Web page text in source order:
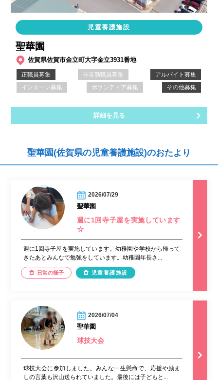
児童養護施設
聖華園
佐賀県佐賀市金立町大字金立3931番地
正職員募集 非常勤職員募集
アルバイト募集
インターン募集
ボランティア募集 その他募集
詳細を見る
聖華園(佐賀県の児童養護施設)のおたより
2026/07/29
聖華園
週に1回寺子屋を実施しています
☆
週に1回寺子屋を実施しています。幼稚園や学校から帰って
きたあとみんなで勉強をしています。幼稚園年長さ...
日常の様子 児童養護施設
2026/07/04
聖華園
球技大会
球技大会に参加しました。みんな一生懸命で、応援や励ま
しの言葉も沢山送られていました。最後には子どもと...